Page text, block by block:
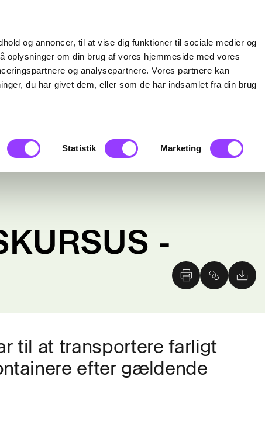
og annoncer, til at vise dig funktioner til sociale medier og
oplysninger om din brug af vores hjemmeside med vores
og analysepartnere. Vores partnere kan
du har givet dem, eller som de har indsamlet fra din brug
Statistik Marketing
-
til at transportere farligt
efter gældende